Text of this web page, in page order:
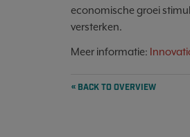
economische groei
versterken.
Meer informatie:
« BACK TO OVERVIEW